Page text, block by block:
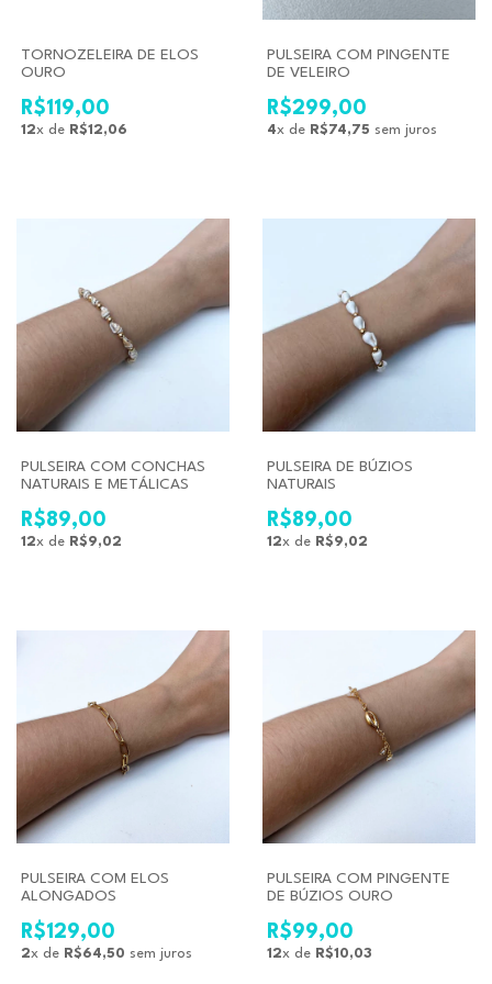
TORNOZELEIRA DE ELOS
OURO
R$119,00
12x de R$12,06
PULSEIRA COM PINGENTE
DE VELEIRO
R$299,00
4x de R$74,75 sem juros
PULSEIRA COM CONCHAS
NATURAIS E METÁLICAS
R$89,00
12x de R$9,02
PULSEIRA DE BÚZIOS
NATURAIS
R$89,00
12x de R$9,02
PULSEIRA COM ELOS
ALONGADOS
R$129,00
2x de R$64,50 sem juros
PULSEIRA COM PINGENTE
DE BÚZIOS OURO
R$99,00
12x de R$10,03